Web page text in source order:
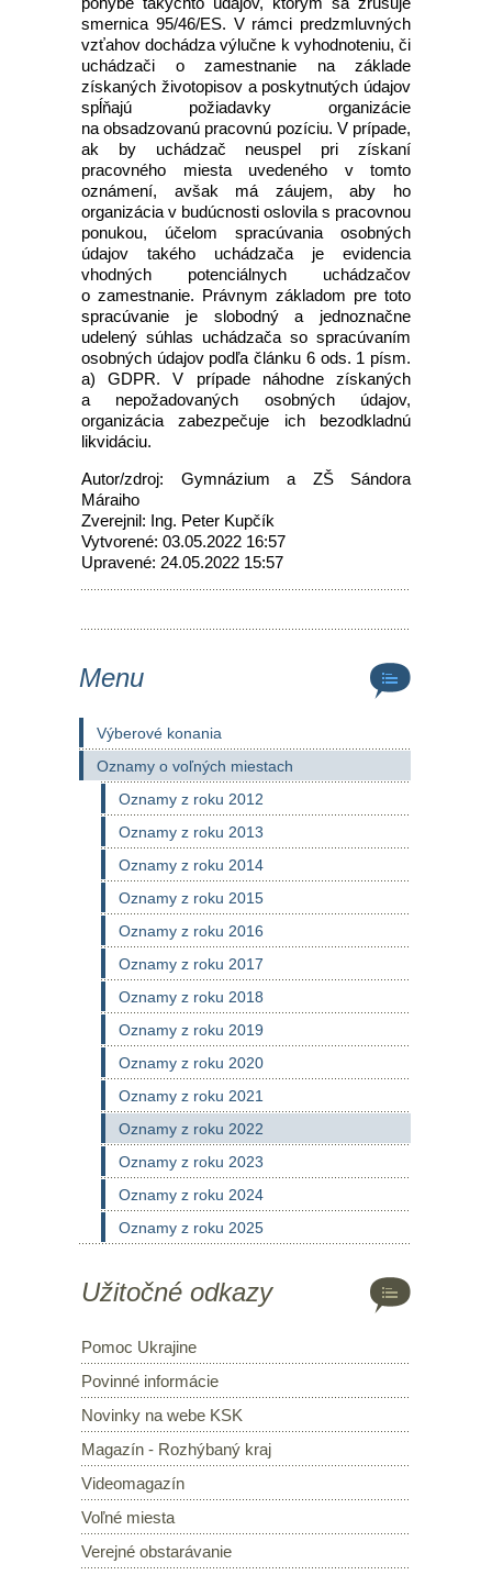
smernica 95/46/ES. V rámci predzmluvných
vzťahov dochádza výlučne k vyhodnoteniu, či
uchádzači o zamestnanie na základe
získaných životopisov a poskytnutých údajov
spĺňajú požiadavky organizácie
na obsadzovanú pracovnú pozíciu. V prípade,
ak by uchádzač neuspel pri získaní
pracovného miesta uvedeného v tomto
oznámení, avšak má záujem, aby ho
organizácia v budúcnosti oslovila s pracovnou
ponukou, účelom spracúvania osobných
údajov takého uchádzača je evidencia
vhodných potenciálnych uchádzačov
o zamestnanie. Právnym základom pre toto
spracúvanie je slobodný a jednoznačne
udelený súhlas uchádzača so spracúvaním
osobných údajov podľa článku 6 ods. 1 písm.
a) GDPR. V prípade náhodne získaných
a nepožadovaných osobných údajov,
organizácia zabezpečuje ich bezodkladnú
likvidáciu.
Autor/zdroj: Gymnázium a ZŠ Sándora
Máraiho
Zverejnil: Ing. Peter Kupčík
Vytvorené: 03.05.2022 16:57
Upravené: 24.05.2022 15:57
Menu
Výberové konania
Oznamy o voľných miestach
Oznamy z roku 2012
Oznamy z roku 2013
Oznamy z roku 2014
Oznamy z roku 2015
Oznamy z roku 2016
Oznamy z roku 2017
Oznamy z roku 2018
Oznamy z roku 2019
Oznamy z roku 2020
Oznamy z roku 2021
Oznamy z roku 2022
Oznamy z roku 2023
Oznamy z roku 2024
Oznamy z roku 2025
Užitočné odkazy
Pomoc Ukrajine
Povinné informácie
Novinky na webe KSK
Magazín - Rozhýbaný kraj
Videomagazín
Voľné miesta
Verejné obstarávanie